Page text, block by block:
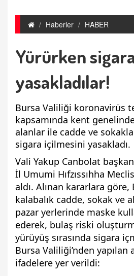
Haberler HABER
Yürürken
yasakladılar!
Bursa Valiliği koronavirüs
kapsamında kent
alanlar ile cadde ve
sigara içilmesini yasakladı.
Vali Yakup Canbolat
İl Umumi Hıfzıssıhha
aldı. Alınan kararlara
kalabalık cadde, sokak ve
pazar yerlerinde maske
ederek, bulaş riski
yürüyüş sırasında sigara
Bursa Valiliği’nden yapılan
ifadelere yer verildi: